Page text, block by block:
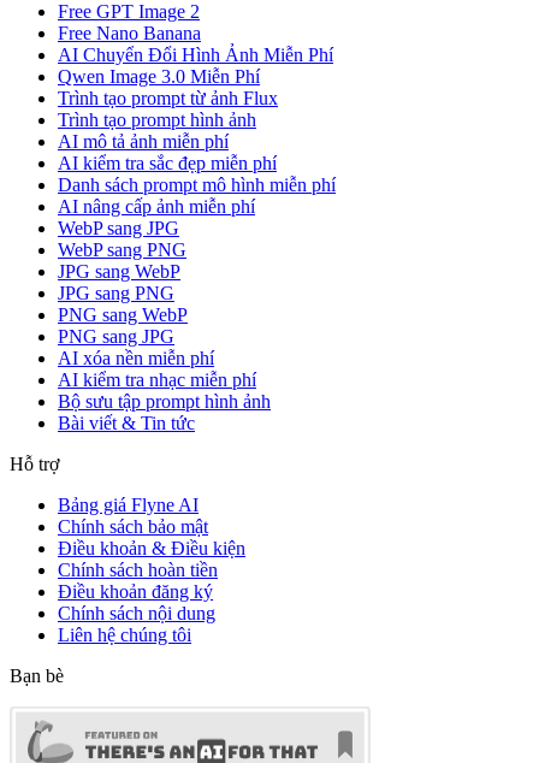
Free GPT Image 2
Free Nano Banana
AI Chuyển Đổi Hình Ảnh Miễn Phí
Qwen Image 3.0 Miễn Phí
Trình tạo prompt từ ảnh Flux
Trình tạo prompt hình ảnh
AI mô tả ảnh miễn phí
AI kiểm tra sắc đẹp miễn phí
Danh sách prompt mô hình miễn phí
AI nâng cấp ảnh miễn phí
WebP sang JPG
WebP sang PNG
JPG sang WebP
JPG sang PNG
PNG sang WebP
PNG sang JPG
AI xóa nền miễn phí
AI kiểm tra nhạc miễn phí
Bộ sưu tập prompt hình ảnh
Bài viết & Tin tức
Hỗ trợ
Bảng giá Flyne AI
Chính sách bảo mật
Điều khoản & Điều kiện
Chính sách hoàn tiền
Điều khoản đăng ký
Chính sách nội dung
Liên hệ chúng tôi
Bạn bè